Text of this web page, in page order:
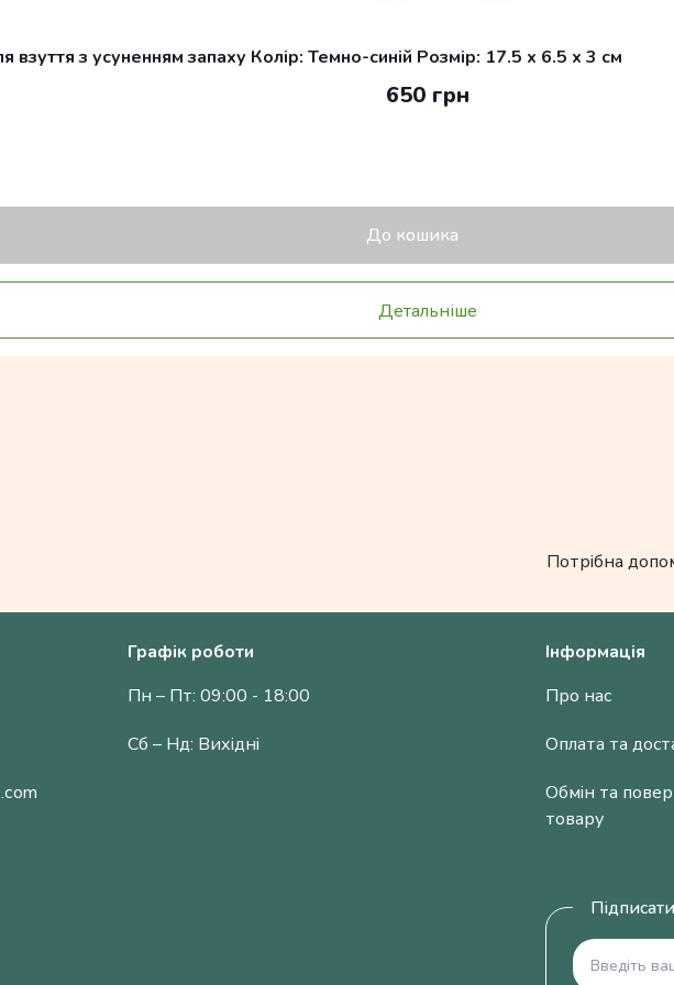
взуття з усуненням запаху Колір: Темно-синій Розмір: 17.5 x 6.5 x 3 см
650 грн
До кошика
Детальніше
Потрібна
Графік роботи
Пн – Пт: 09:00 - 18:00
Сб – Нд: Вихідні
Інформація
Про нас
Оплата та
Обмін та
товару